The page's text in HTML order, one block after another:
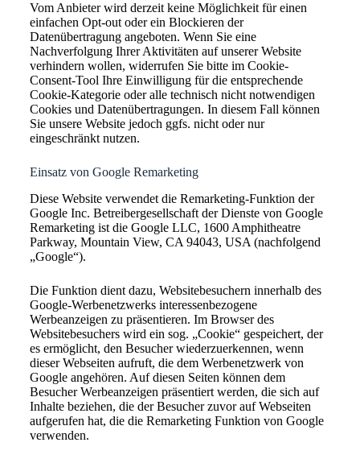
Vom Anbieter wird derzeit keine Möglichkeit für einen
einfachen Opt-out oder ein Blockieren der
Datenübertragung angeboten. Wenn Sie eine
Nachverfolgung Ihrer Aktivitäten auf unserer Website
verhindern wollen, widerrufen Sie bitte im Cookie-
Consent-Tool Ihre Einwilligung für die entsprechende
Cookie-Kategorie oder alle technisch nicht notwendigen
Cookies und Datenübertragungen. In diesem Fall können
Sie unsere Website jedoch ggfs. nicht oder nur
eingeschränkt nutzen.
Einsatz von Google Remarketing
Diese Website verwendet die Remarketing-Funktion der
Google Inc. Betreibergesellschaft der Dienste von Google
Remarketing ist die Google LLC, 1600 Amphitheatre
Parkway, Mountain View, CA 94043, USA (nachfolgend
„Google“).
Die Funktion dient dazu, Websitebesuchern innerhalb des
Google-Werbenetzwerks interessenbezogene
Werbeanzeigen zu präsentieren. Im Browser des
Websitebesuchers wird ein sog. „Cookie“ gespeichert, der
es ermöglicht, den Besucher wiederzuerkennen, wenn
dieser Webseiten aufruft, die dem Werbenetzwerk von
Google angehören. Auf diesen Seiten können dem
Besucher Werbeanzeigen präsentiert werden, die sich auf
Inhalte beziehen, die der Besucher zuvor auf Webseiten
aufgerufen hat, die die Remarketing Funktion von Google
verwenden.